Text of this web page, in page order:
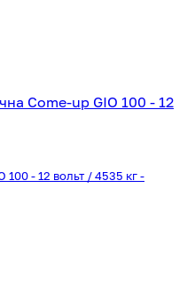
100 - 12 вольт / 4535 кг -